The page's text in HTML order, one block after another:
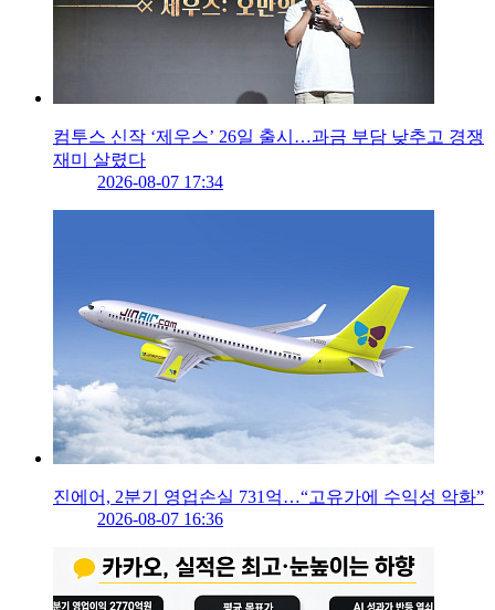
컴투스 신작 ‘제우스’ 26일 출시…과금 부담 낮추고 경쟁
재미 살렸다
2026-08-07 17:34
진에어, 2분기 영업손실 731억…“고유가에 수익성 악화”
2026-08-07 16:36